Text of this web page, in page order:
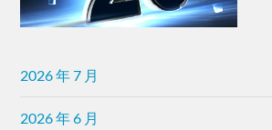
2026 年 7 月
2026 年 6 月